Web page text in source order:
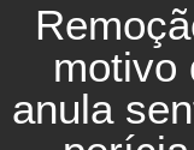
motivo
anula